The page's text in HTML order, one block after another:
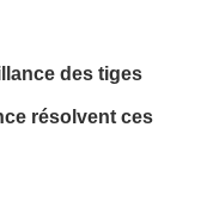
des tiges
résolvent ces